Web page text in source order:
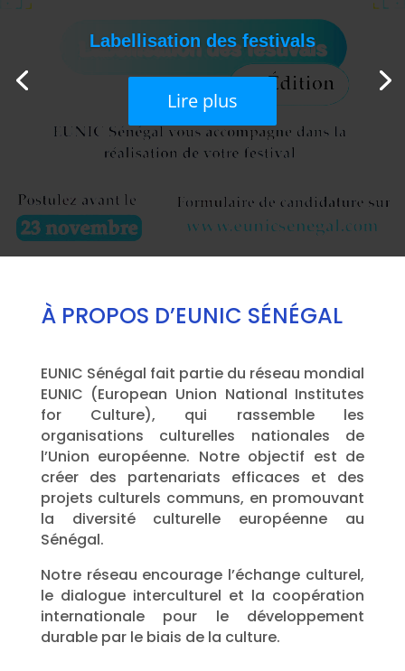
Labellisation des festivals
Lire plus
À PROPOS D’EUNIC SÉNÉGAL
EUNIC Sénégal fait partie du réseau mondial
EUNIC (European Union National Institutes
for Culture), qui rassemble les
organisations culturelles nationales de
l’Union européenne. Notre objectif est de
créer des partenariats efficaces et des
projets culturels communs, en promouvant
la diversité culturelle européenne au
Sénégal.
Notre réseau encourage l’échange culturel,
le dialogue interculturel et la coopération
internationale pour le développement
durable par le biais de la culture.